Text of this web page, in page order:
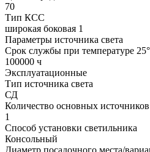
70
Тип КСС
широкая боковая 1
Параметры источника света
Срок службы при температуре
100000 ч
Эксплуатационные
Тип источника света
СД
Количество основных источников
1
Способ установки светильника
Консольный